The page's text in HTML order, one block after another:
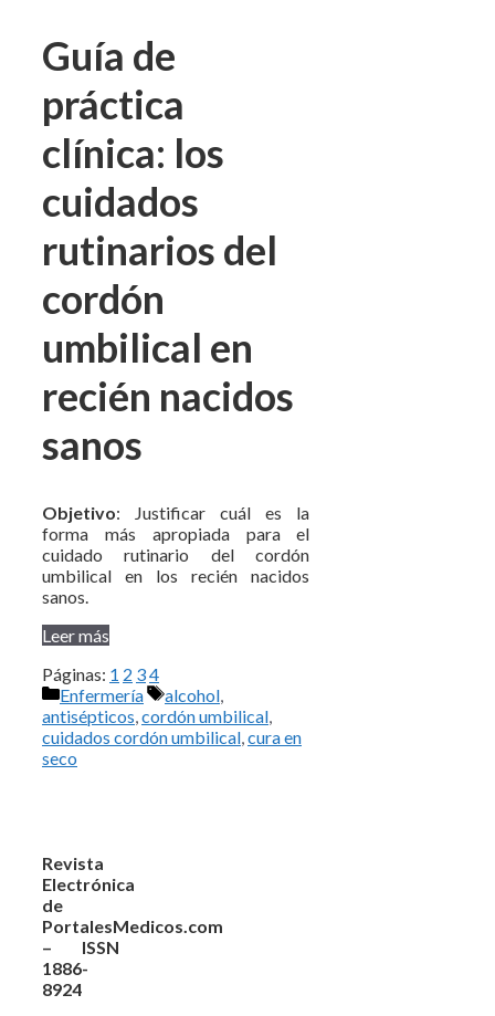
Guía de
práctica
clínica: los
cuidados
rutinarios del
cordón
umbilical en
recién nacidos
sanos
Objetivo: Justificar cuál es la
forma más apropiada para el
cuidado rutinario del cordón
umbilical en los recién nacidos
sanos.
Leer más
Páginas: 1 2 34
Categorías
Enfermería Etiquetas
alcohol,
antisépticos,cordón umbilical,
cuidados cordón umbilical,cura en
seco
Revista
Electrónica
de
PortalesMedicos.com
– ISSN
1886-
8924